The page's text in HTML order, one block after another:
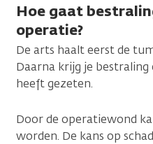
Hoe gaat
operatie?
De arts haalt eerst de
Daarna krijg je
heeft gezeten.
Door de operatiewond
worden. De kans op